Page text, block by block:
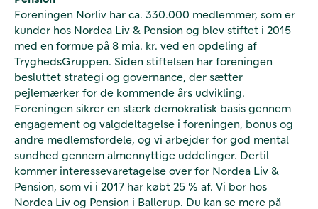
Foreningen Norliv har ca. 330.000 medlemmer, som er
kunder hos Nordea Liv & Pension og blev stiftet i 2015
med en formue på 8 mia. kr. ved en opdeling af
TryghedsGruppen. Siden stiftelsen har foreningen
besluttet strategi og governance, der sætter
pejlemærker for de kommende års udvikling.
Foreningen sikrer en stærk demokratisk basis gennem
engagement og valgdeltagelse i foreningen, bonus og
andre medlemsfordele, og vi arbejder for god mental
sundhed gennem almennyttige uddelinger. Dertil
kommer interessevaretagelse over for Nordea Liv &
Pension, som vi i 2017 har købt 25 % af. Vi bor hos
Nordea Liv og Pension i Ballerup. Du kan se mere på